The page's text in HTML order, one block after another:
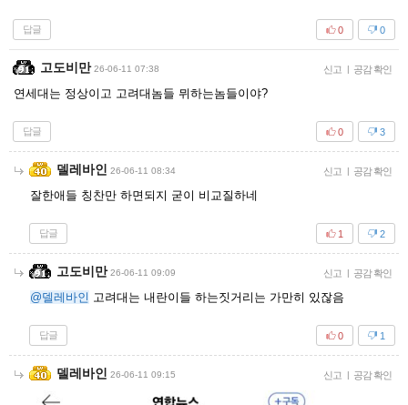
답글 0
0
고도비만 26-06-11 07:38 신고 | 공감 확인
연세대는 정상이고 고려대놈들 뮈하는놈들이야?
답글 3
0
델레바인 26-06-11 08:34 신고 | 공감 확인
잘한애들 칭찬만 하면되지 굳이 비교질하네
답글 2
1
고도비만 26-06-11 09:09 신고 | 공감 확인
@델레바인 고려대는 내란이들 하는짓거리는 가만히 있잖음
답글 1
0
델레바인 26-06-11 09:15 신고 | 공감 확인